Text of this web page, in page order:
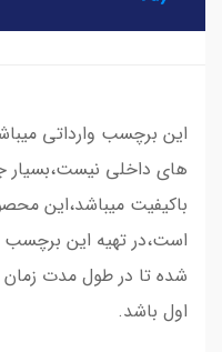
این برچسب وارداتی
های داخلی نیست،بسیار
باکیفیت میباشد،این
است،در تهیه این برچسب
شده تا در طول مدت زمان
اول باشد.